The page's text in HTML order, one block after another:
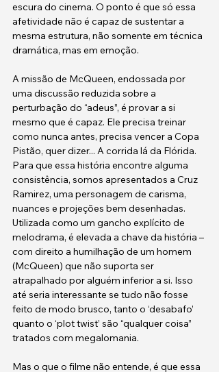
escura do cinema. O ponto é que só essa
afetividade não é capaz de sustentar a
mesma estrutura, não somente em técnica
dramática, mas em emoção.
A missão de McQueen, endossada por
uma discussão reduzida sobre a
perturbação do “adeus”, é provar a si
mesmo que é capaz. Ele precisa treinar
como nunca antes, precisa vencer a Copa
Pistão, quer dizer... A corrida lá da Flórida.
Para que essa história encontre alguma
consistência, somos apresentados a Cruz
Ramirez, uma personagem de carisma,
nuances e projeções bem desenhadas.
Utilizada como um gancho explícito de
melodrama, é elevada a chave da história –
com direito a humilhação de um homem
(McQueen) que não suporta ser
atrapalhado por alguém inferior a si. Isso
até seria interessante se tudo não fosse
feito de modo brusco, tanto o ‘desabafo’
quanto o ‘plot twist’ são “qualquer coisa”
tratados com megalomania.
Mas o que o filme não entende, é que essa